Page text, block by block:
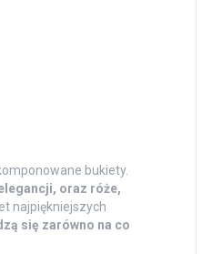
bukiety.
oraz róże,
najpiękniejszych
się zarówno na co